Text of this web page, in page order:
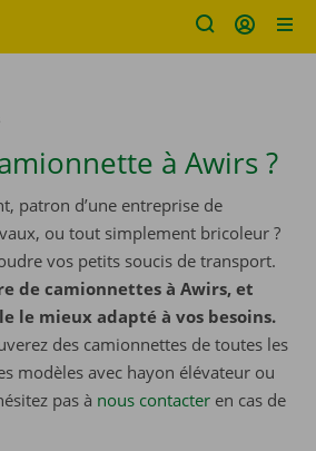
à Awirs ?
patron d’une entreprise de
ou tout simplement bricoleur ?
vos petits soucis de transport.
de camionnettes à Awirs, et
le mieux adapté à vos besoins.
des camionnettes de toutes les
modèles avec hayon élévateur ou
pas à nous contacter ​​​​​​​ en cas de